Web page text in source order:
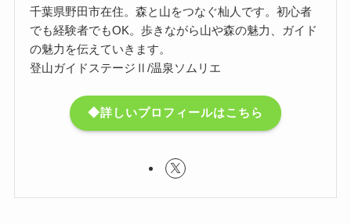
千葉県野田市在住。森と山をつなぐ杣人です。初心者
でも経験者でもOK。歩きながら山や森の魅力、ガイド
の魅力を伝えていきます。
登山ガイドステージⅡ/温泉ソムリエ
◆詳しいプロフィールはこちら